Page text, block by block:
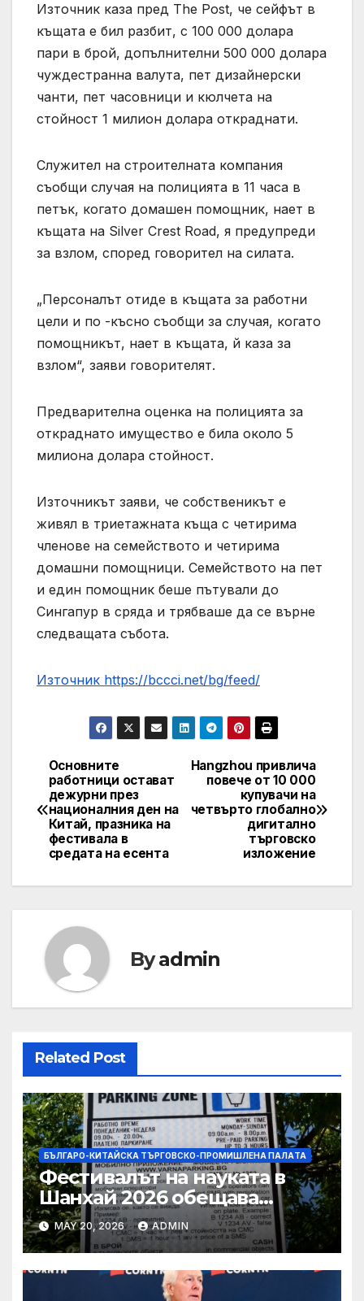
Източник каза пред The ​​Post, че сейфът в
къщата е бил разбит, с 100 000 долара
пари в брой, допълнителни 500 000 долара
чуждестранна валута, пет дизайнерски
чанти, пет часовници и кюлчета на
стойност 1 милион долара откраднати.
Служител на строителната компания
съобщи случая на полицията в 11 часа в
петък, когато домашен помощник, нает в
къщата на Silver Crest Road, я предупреди
за взлом, според говорител на силата.
„Персоналът отиде в къщата за работни
цели и по -късно съобщи за случая, когато
помощникът, нает в къщата, й каза за
взлом“, заяви говорителят.
Предварителна оценка на полицията за
откраднато имущество е била около 5
милиона долара стойност.
Източникът заяви, че собственикът е
живял в триетажната къща с четирима
членове на семейството и четирима
домашни помощници. Семейството на пет
и един помощник беше пътували до
Сингапур в сряда и трябваше да се върне
следващата събота.
Източник https://bccci.net/bg/feed/
Post
navigation
Hangzhou привлича
повече от 10 000
купувачи на
четвърто глобално
дигитално
търговско
изложение
Основните
работници остават
дежурни през
националния ден на
Китай, празника на
фестивала в
средата на есента
Byadmin
Related Post
БЪЛГАРО-КИТАЙСКА ТЪРГОВСКО-ПРОМИШЛЕНА ПАЛAТА
Фестивалът на науката в
Шанхай 2026 обещава
вълнуващи научно-
технологични иновации
MAY 20, 2026 ADMIN